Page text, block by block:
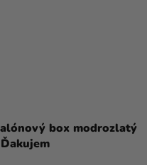
box modrozlatý
- Ďakujem